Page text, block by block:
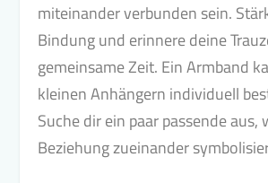
miteinander verbunden sein.
Bindung und erinnere deine
gemeinsame Zeit. Ein Armband
kleinen Anhängern individuell
Suche dir ein paar passende aus,
Beziehung zueinander